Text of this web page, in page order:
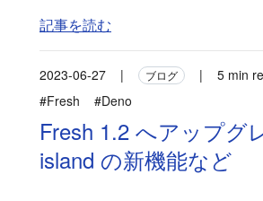
記事を読む
2023-06-27 | ブログ |
5 min
#Fresh
#Deno
Fresh 1.2 へアップグ
island の新機能など